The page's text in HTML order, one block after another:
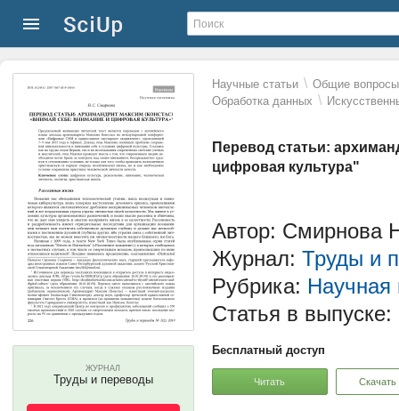
Научные статьи \ Общие вопросы
Обработка данных \
Перевод статьи:
цифровая культура"
ЖУРНАЛ
Труды и переводы
Автор: Смирнова
Журнал: Труды и
Рубрика: Научная
Статья в выпуске:
Бесплатный доступ
Читать Скачать